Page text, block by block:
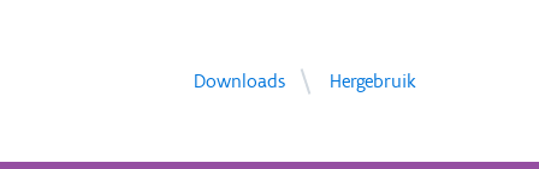
Downloads Hergebruik